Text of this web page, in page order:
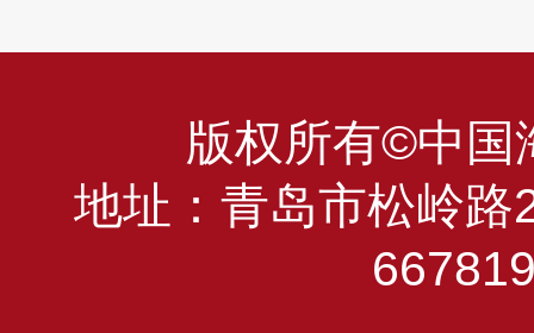
版权所有©中国
地址：青岛市松岭